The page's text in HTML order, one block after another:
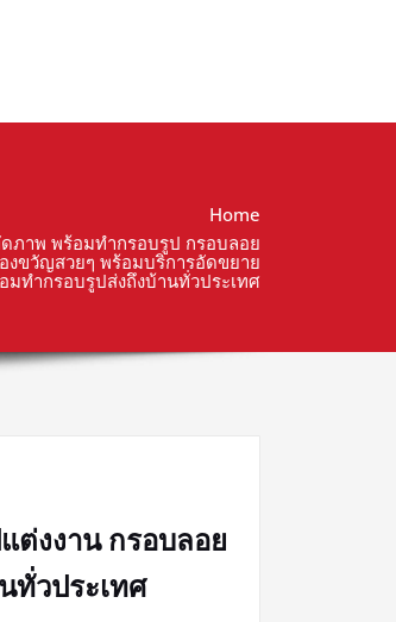
Home
ภาพ พร้อมทำกรอบรูป กรอบลอย
งขวัญสวยๆ พร้อมบริการอัดขยาย
มทำกรอบรูปส่งถึงบ้านทั่วประเทศ
ต่งงาน กรอบลอย
ทั่วประเทศ